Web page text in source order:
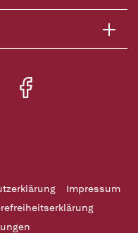
Impressum